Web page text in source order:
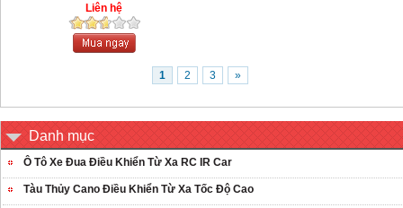
Liên hệ
1 2 3 »
Danh mục
Ô Tô Xe Đua Điều Khiển Từ Xa RC IR Car
Tàu Thủy Cano Điều Khiển Từ Xa Tốc Độ Cao